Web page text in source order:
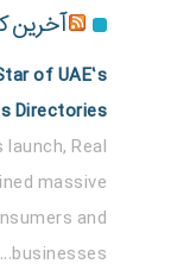
آخرین
of UAE’s
Directories
Real
massive
and
businesses...